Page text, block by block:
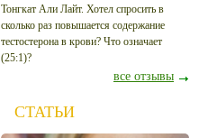
Тонгкат Али Лайт. Хотел спросить в
сколько раз повышается содержание
тестостерона в крови? Что означает
(25:1)?
все отзывы
СТАТЬИ